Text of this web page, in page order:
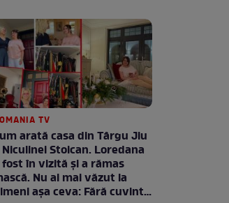
TV
arată casa din Târgu Jiu
Stoican. Loredana
în vizită și a rămas
Nu ai mai văzut la
așa ceva: Fără cuvinte